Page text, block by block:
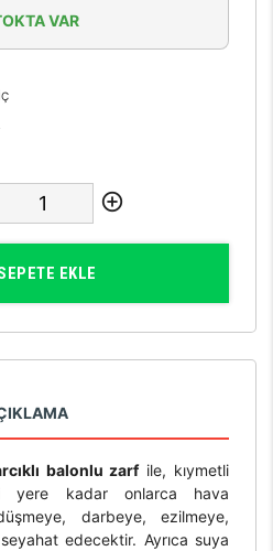
VAR
EKLE
balonlu zarfile, kıymetli
yere kadar onlarca hava
darbeye, ezilmeye,
edecektir. Ayrıca suya